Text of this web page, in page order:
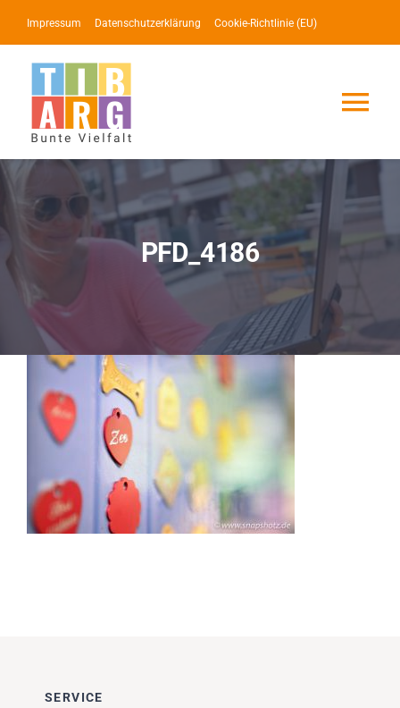
Inhalt
springen
Impressum Datenschutzerklärung Cookie-Richtlinie (EU)
Lotse
Service
Events
Impressionen
SUCHE
PFD_4186
SERVICE